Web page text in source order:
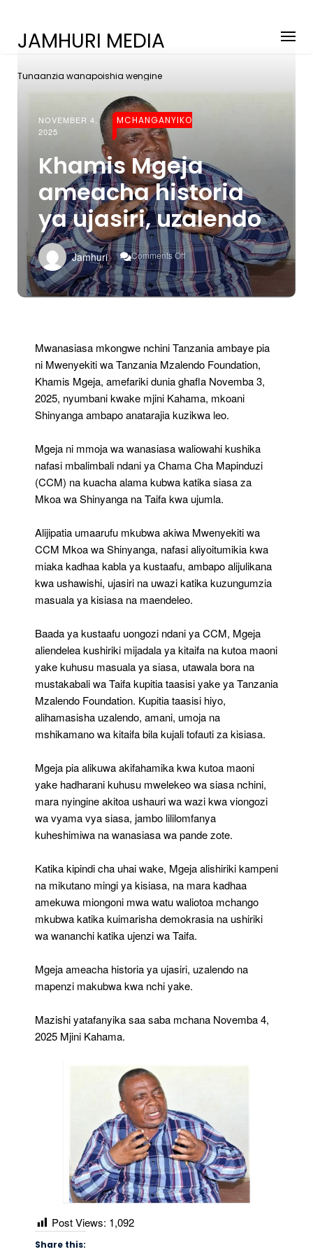
JAMHURI MEDIA
Tunaanzia wanapoishia wengine
NOVEMBER 4,
2025
MCHANGANYIKO
Khamis Mgeja
ameacha historia
ya ujasiri, uzalendo
Jamhuri Comments Off
On
Khamis
Mgeja
Ameacha
Uzalendo
Mwanasiasa mkongwe nchini Tanzania ambaye pia
ni Mwenyekiti wa Tanzania Mzalendo Foundation,
Khamis Mgeja, amefariki dunia ghafla Novemba 3,
2025, nyumbani kwake mjini Kahama, mkoani
Shinyanga ambapo anatarajia kuzikwa leo.
Mgeja ni mmoja wa wanasiasa waliowahi kushika
nafasi mbalimbali ndani ya Chama Cha Mapinduzi
(CCM) na kuacha alama kubwa katika siasa za
Mkoa wa Shinyanga na Taifa kwa ujumla.
Alijipatia umaarufu mkubwa akiwa Mwenyekiti wa
CCM Mkoa wa Shinyanga, nafasi aliyoitumikia kwa
miaka kadhaa kabla ya kustaafu, ambapo alijulikana
kwa ushawishi, ujasiri na uwazi katika kuzungumzia
masuala ya kisiasa na maendeleo.
Baada ya kustaafu uongozi ndani ya CCM, Mgeja
aliendelea kushiriki mijadala ya kitaifa na kutoa maoni
yake kuhusu masuala ya siasa, utawala bora na
mustakabali wa Taifa kupitia taasisi yake ya Tanzania
Mzalendo Foundation. Kupitia taasisi hiyo,
alihamasisha uzalendo, amani, umoja na
mshikamano wa kitaifa bila kujali tofauti za kisiasa.
Mgeja pia alikuwa akifahamika kwa kutoa maoni
yake hadharani kuhusu mwelekeo wa siasa nchini,
mara nyingine akitoa ushauri wa wazi kwa viongozi
wa vyama vya siasa, jambo lililomfanya
kuheshimiwa na wanasiasa wa pande zote.
Katika kipindi cha uhai wake, Mgeja alishiriki kampeni
na mikutano mingi ya kisiasa, na mara kadhaa
amekuwa miongoni mwa watu waliotoa mchango
mkubwa katika kuimarisha demokrasia na ushiriki
wa wananchi katika ujenzi wa Taifa.
Mgeja ameacha historia ya ujasiri, uzalendo na
mapenzi makubwa kwa nchi yake.
Mazishi yatafanyika saa saba mchana Novemba 4,
2025 Mjini Kahama.
Post Views: 1,092
Share this: